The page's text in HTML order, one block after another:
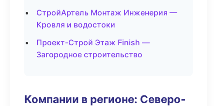
СтройАртель Монтаж Инженерия —
Кровля и водостоки
Проект-Строй Этаж Finish —
Загородное строительство
Компании в регионе: Северо-